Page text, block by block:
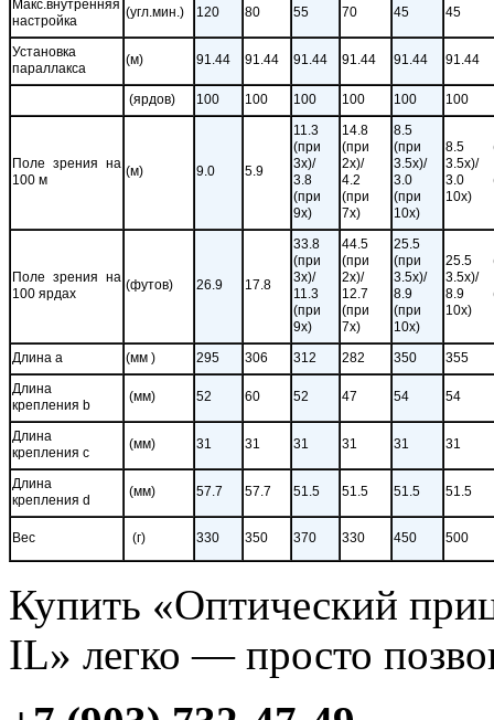
Макс.внутренняя
настройка
(угл.мин.) 120 80 55 70 45 45
Установка
параллакса
(м) 91.44 91.44 91.44 91.44 91.44 91.44
(ярдов) 100 100 100 100 100 100
Поле зрения на
100 м
(м) 9.0 5.9
11.3
(при
3x)/
3.8
(при
9x)
14.8
(при
2x)/
4.2
(при
7x)
8.5
(при
3.5x)/
3.0
(при
10x)
8.5
3.5x)/
3.0
10x)
Поле зрения на
100 ярдах
(футов) 26.9 17.8
33.8
(при
3x)/
11.3
(при
9x)
44.5
(при
2x)/
12.7
(при
7x)
25.5
(при
3.5x)/
8.9
(при
10x)
25.5
3.5x)/
8.9
10x)
Длина a (мм ) 295 306 312 282 350
355
Длина
крепления b
(мм) 52 60 52 47 54 54
Длина
крепления c
(мм) 31 31 31 31 31 31
Длина
крепления d
(мм) 57.7 57.7 51.5 51.5 51.5 51.5
Вес (г) 330 350 370 330 450 500
Купить «Оптический
IL» легко — просто